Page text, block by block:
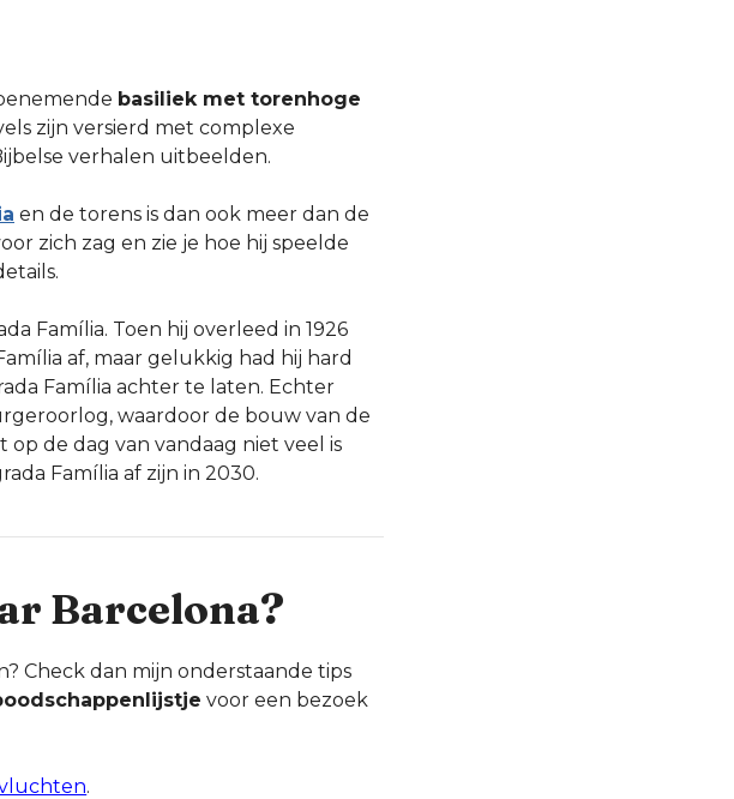
basiliek met torenhoge
zijn versierd met complexe
verhalen uitbeelden.
en de torens is dan ook meer dan de
zich zag en zie je hoe hij speelde
Família. Toen hij overleed in 1926
af, maar gelukkig had hij hard
Família achter te laten. Echter
waardoor de bouw van de
de dag van vandaag niet veel is
Família af zijn in 2030.
Barcelona?
Check dan mijn onderstaande tips
voor een bezoek
.